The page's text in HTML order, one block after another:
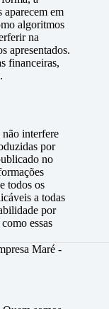
aparecem em
algoritmos
na
apresentados.
financeiras,
não interfere
por
no
todos os
a todas
por
essas
Maré -